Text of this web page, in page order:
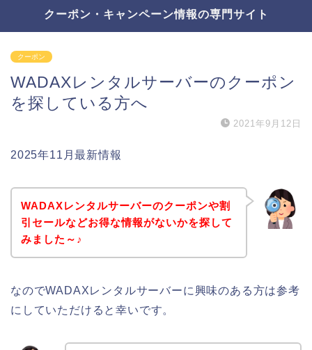
クーポン・キャンペーン情報の専門サイト
クーポン
WADAXレンタルサーバーのクーポン
を探している方へ
2021年9月12日
2025年11月最新情報
WADAXレンタルサーバーのクーポンや割
引セールなどお得な情報がないかを探して
みました～♪
なのでWADAXレンタルサーバーに興味のある方は参考
にしていただけると幸いです。